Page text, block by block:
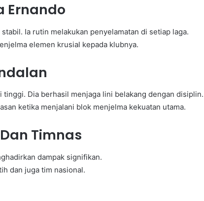
Ernando
Ia rutin melakukan penyelamatan di setiap laga.
elemen krusial kepada klubnya.
Dia berhasil menjaga lini belakang dengan disiplin.
ketika menjalani blok menjelma kekuatan utama.
Timnas
dampak signifikan.
dan juga tim nasional.